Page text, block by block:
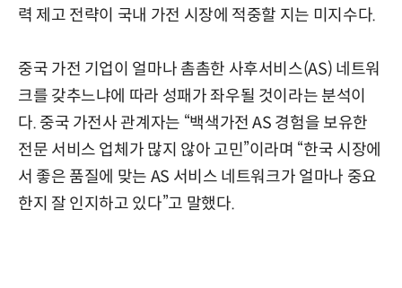
력 제고 전략이 국내 가전 시장에 적중할 지는 미지수다.
중국 가전 기업이 얼마나 촘촘한 사후서비스(AS) 네트워
크를 갖추느냐에 따라 성패가 좌우될 것이라는 분석이
다. 중국 가전사 관계자는 “백색가전 AS 경험을 보유한
전문 서비스 업체가 많지 않아 고민”이라며 “한국 시장에
서 좋은 품질에 맞는 AS 서비스 네트워크가 얼마나 중요
한지 잘 인지하고 있다”고 말했다.